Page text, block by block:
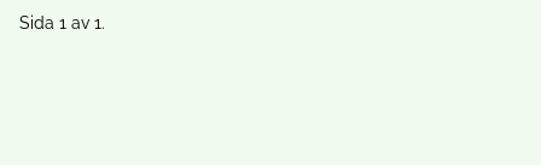
Sida 1 av 1.